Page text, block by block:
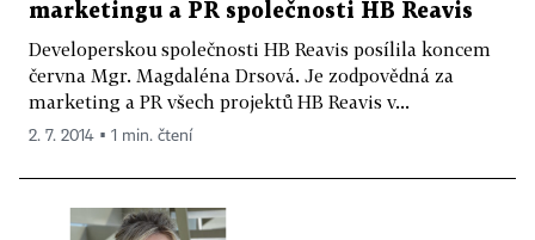
marketingu a PR společnosti HB Reavis
Developerskou společnosti HB Reavis posílila koncem
června Mgr. Magdaléna Drsová. Je zodpovědná za
marketing a PR všech projektů HB Reavis v...
2. 7. 2014 ▪ 1 min. čtení